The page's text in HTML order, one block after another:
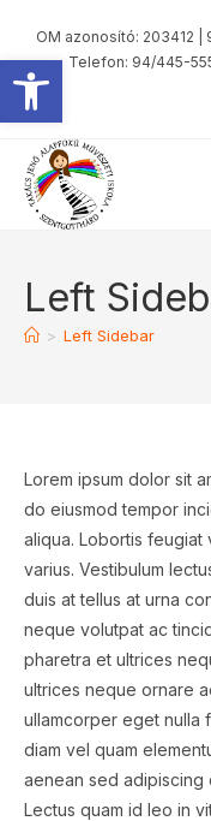
Eszköztár
content
OM azonosító: 203412 |
Telefon: 94/445-
Left
> Left Sidebar
Lorem ipsum dolor sit
do eiusmod tempor
aliqua. Lobortis feugiat
varius. Vestibulum
duis at tellus at urna
neque volutpat ac
pharetra et ultrices
ultrices neque ornare
ullamcorper eget nulla
diam vel quam
aenean sed adipiscing
Lectus quam id leo in